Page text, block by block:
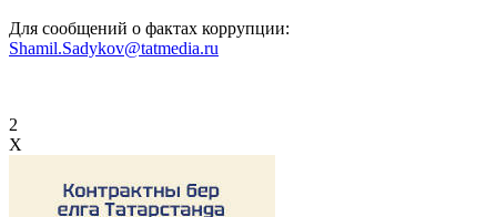
Для сообщений о фактах коррупции:
Shamil.Sadykov@tatmedia.ru
2
X